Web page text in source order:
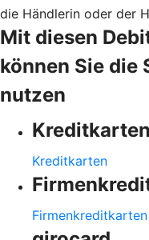
die Händlerin oder der
Mit diesen
können Sie die
nutzen
Kreditkarten
Kreditkarten
Firmenkreditkarten